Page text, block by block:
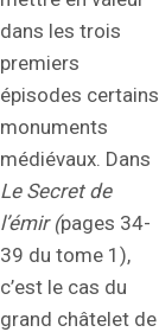
dans les trois
premiers
épisodes certains
monuments
médiévaux. Dans
Le Secret de
l’émir (pages 34-
39 du tome 1),
c’est le cas du
grand châtelet de